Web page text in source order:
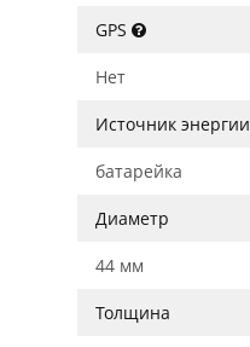
GPS
Нет
Источник энергии
батарейка
Диаметр
44 мм
Толщина